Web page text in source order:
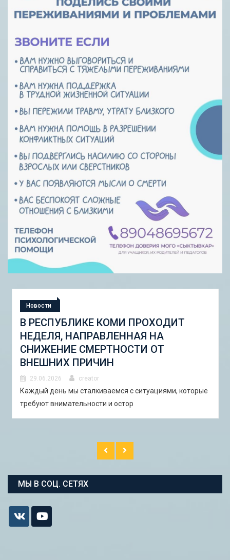
Новости
СТУДЕНЧЕСКАЯ ЭКСПЕДИЦИЯ
«ШКОЛА ГОРОДСКИХ ИЗМЕНЕНИЙ:
ГОРОДСКОЙ НАБОР ИНСТРУМЕНТОВ
И ПИЛОТНЫЕ ПРОЕКТЫ ДЛЯ
АСТРАХАНИ»
29.06.2026 creator
В Астрахани с 5 по 13 сентября 2026 года пройдёт
студенческая экспедиция «Школа горо�
МЫ В СОЦ. СЕТЯХ